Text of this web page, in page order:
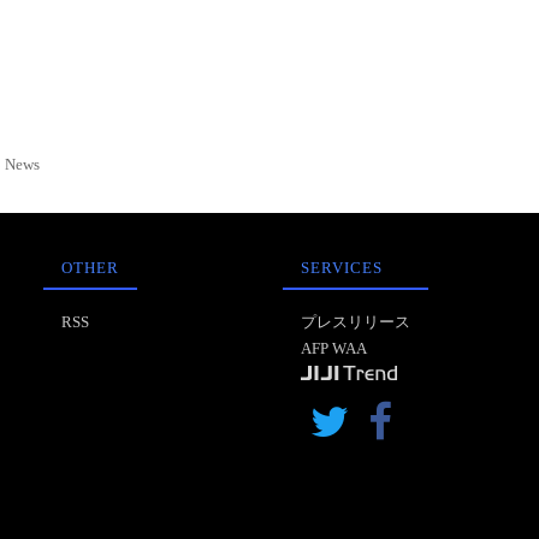
OTHER
RSS
SERVICES
プレスリリース
AFP WAA